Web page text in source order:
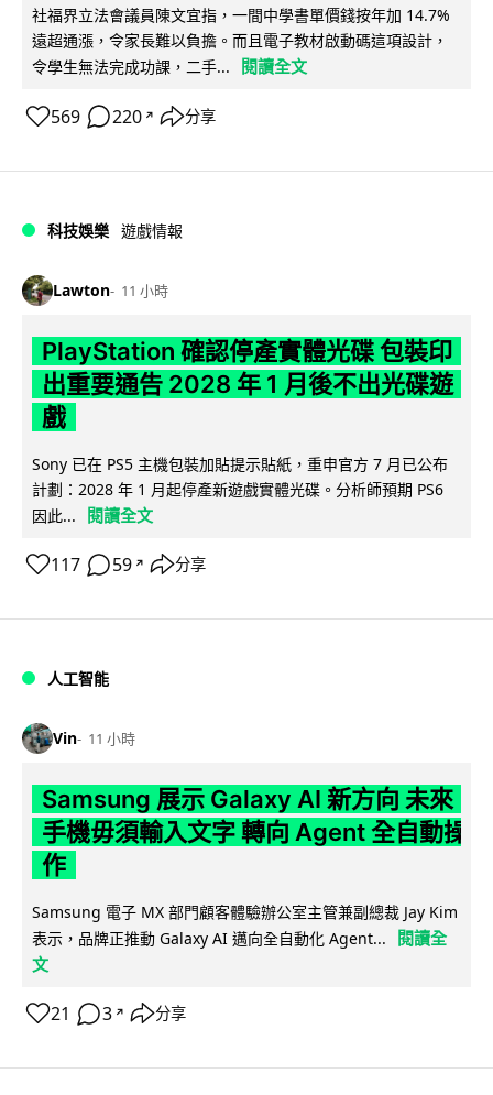
社福界立法會議員陳文宜指，一間中學書單價錢按年加 14.7%
遠超通漲，令家長難以負擔。而且電子教材啟動碼這項設計，
令學生無法完成功課，二手...
閱讀全文
569 220 ↗ 分享
科技娛樂 遊戲情報
Lawton 11 小時
PlayStation 確認停產實體光碟 包裝印
出重要通告 2028 年 1 月後不出光碟遊
戲
Sony 已在 PS5 主機包裝加貼提示貼紙，重申官方 7 月已公布
計劃：2028 年 1 月起停產新遊戲實體光碟。分析師預期 PS6
因此...
閱讀全文
117 59 ↗ 分享
人工智能
Vin 11 小時
Samsung 展示 Galaxy AI 新方向 未來
手機毋須輸入文字 轉向 Agent 全自動操
作
Samsung 電子 MX 部門顧客體驗辦公室主管兼副總裁 Jay Kim
表示，品牌正推動 Galaxy AI 邁向全自動化 Agent...
閱讀全
文
21 3 ↗ 分享